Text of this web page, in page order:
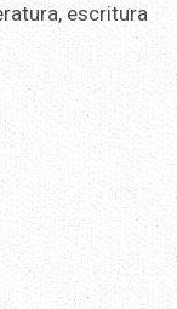
escritura